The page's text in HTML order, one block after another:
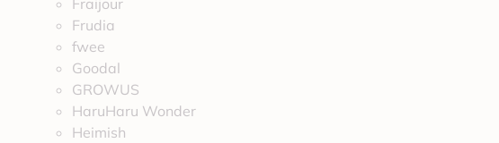
Fraijour
Frudia
fwee
Goodal
GROWUS
HaruHaru Wonder
Heimish